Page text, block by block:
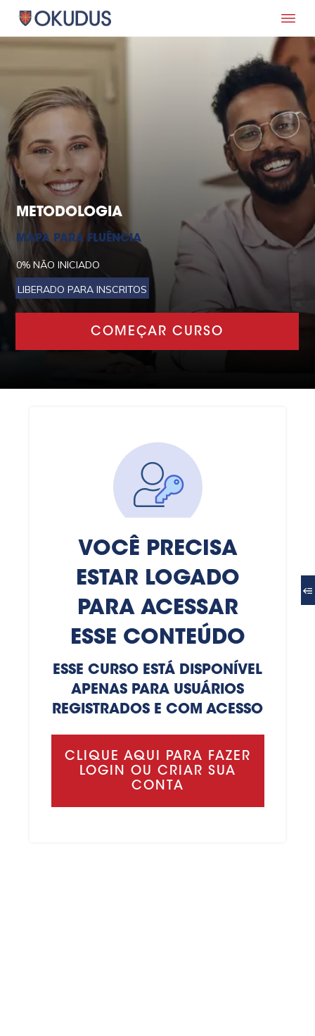
METODOLOGIA
MAPA PARA FLUÊNCIA
0% NÃO INICIADO
LIBERADO PARA INSCRITOS
COMEÇAR CURSO
VOCÊ PRECISA
ESTAR LOGADO
PARA ACESSAR
ESSE CONTEÚDO
ESSE CURSO ESTÁ DISPONÍVEL
APENAS PARA USUÁRIOS
REGISTRADOS E COM ACESSO
CLIQUE AQUI PARA FAZER
LOGIN OU CRIAR SUA
CONTA